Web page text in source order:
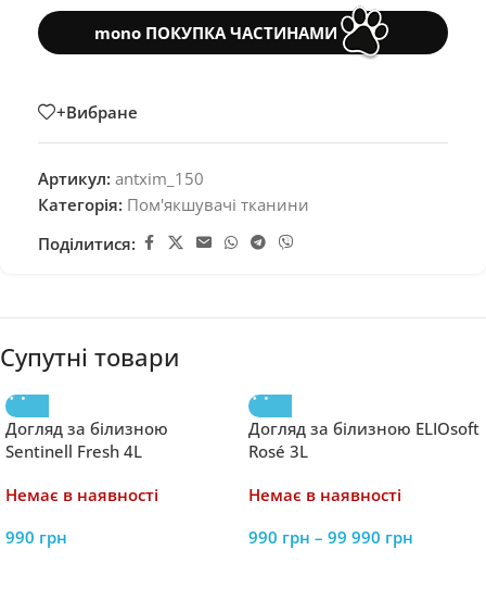
mono ПОКУПКА ЧАСТИНАМИ
+Вибране
Артикул: antxim_150
Категорія: Пом'якшувачі тканини
Поділитися:
Супутні товари
Догляд за білизною
Sentinell Fresh 4L
Немає в наявності
990 грн
Догляд за білизною ELIOsoft
Rosé 3L
Немає в наявності
990 грн – 99 990 грн